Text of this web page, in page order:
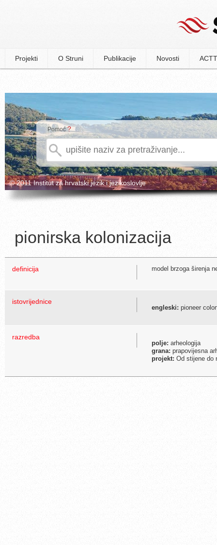
Projekti O Struni Publikacije Novosti
Pomoć?
© 2011 Institut za hrvatski jezik i jezikoslovlje
pionirska kolonizacija
definicija model brzoga širenja
istovrijednice
engleski: pioneer
razredba
polje: arheologija
grana: prapovijesna
projekt: Od stijene do